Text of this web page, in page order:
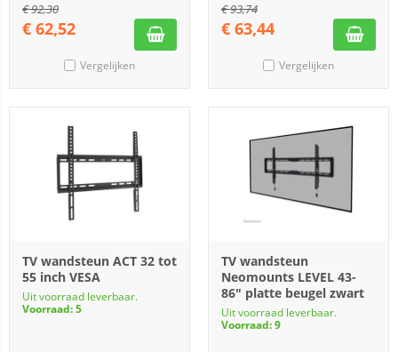
€92,30
€ 62,52
Vergelijken
€93,74
€ 63,44
Vergelijken
TV wandsteun ACT 32 tot
55 inch VESA
Uit voorraad leverbaar.
Voorraad: 5
TV wandsteun
Neomounts LEVEL 43-
86" platte beugel zwart
Uit voorraad leverbaar.
Voorraad: 9